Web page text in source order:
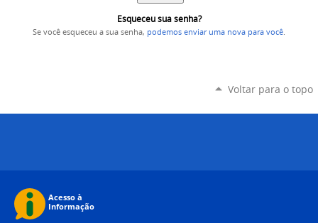
Esqueceu sua senha?
Se você esqueceu a sua senha, podemos enviar uma nova para você
Voltar para o topo